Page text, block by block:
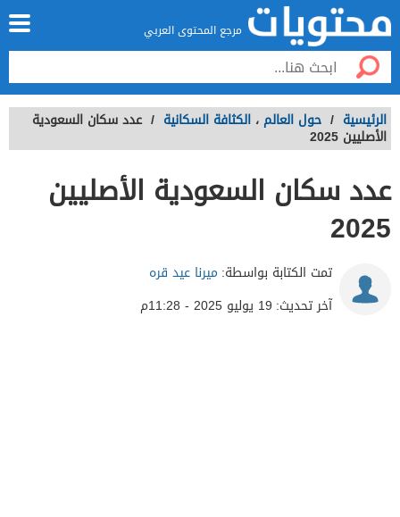
مرجع المحتوى العربي
الرئيسية / حول العالم ، الكثافة السكانية / عدد سكان السعودية
الأصليين 2025
عدد سكان السعودية الأصليين
2025
تمت الكتابة بواسطة: ميرنا عيد قره
آخر تحديث: 19 يوليو 2025 - 11:28م